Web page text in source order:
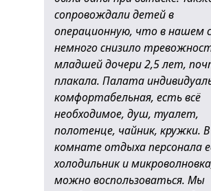
сопровождали детей в
операционную, что в нашем
немного снизило
младшей дочери 2,5 лет,
плакала. Палата
комфортабельная, есть всё
необходимое, душ, туалет,
полотенце, чайник, кружки. В
комнате отдыха персонала
холодильник и
можно воспользоваться. Мы